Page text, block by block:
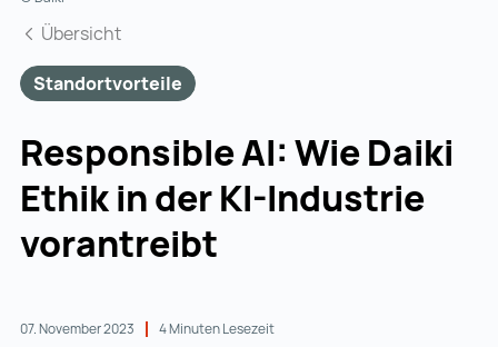
Übersicht
Standortvorteile
Responsible AI: Wie Daiki
Ethik in der KI-Industrie
vorantreibt
07. November 2023 4 Minuten Lesezeit